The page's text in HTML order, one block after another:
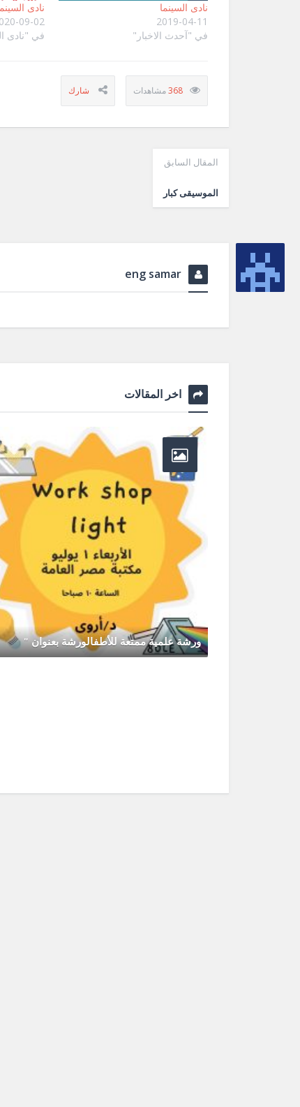
نادى السينما
2019-04-11
في "آحدث الاخبار"
نادى
09-02
في "نادى
368
المقال السابق
الموسيقى كبار
eng samar
اخر المقالات
ورشة علمية ممتعة للأطفالورشة بعنوان "